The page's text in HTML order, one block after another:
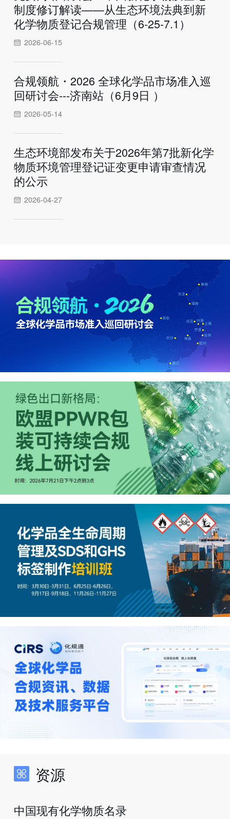
制度修订解读——从生态环境法典到新
化学物质登记合规管理（6-25-7.1）
2026-06-15
合规领航・2026 全球化学品市场准入巡
回研讨会---济南站（6月9日 ）
2026-05-14
生态环境部发布关于2026年第7批新化学
物质环境管理登记证变更申请审查情况
的公示
2026-04-27
资源
中国现有化学物质名录